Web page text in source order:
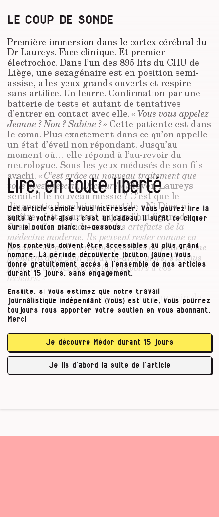
LE COUP DE SONDE
Première immersion dans le cortex cérébral du
Dr Laureys. Face clinique. Et premier
électrochoc. Dans l’un des 895 lits du CHU de
Liège, une sexagénaire est en position semi-
assise, a les yeux grands ouverts et respire
sans artifice. Un leurre. Confirmation par une
batterie de tests et autant de tentatives
d’entrer en contact avec elle. « Vous vous appelez
Jeanne ? Non ? Sabine ? » Cette patiente est dans
le coma. Plus exactement dans ce qu’on appelle
un état d’éveil non répondant. Jusqu’au
moment où… elle répond à l’au-revoir du
neurologue. Sous les yeux médusés de son fils
avachi. « C’est grâce au nouveau traitement que
vous avez prescrit, Docteur ! »Steven Laureys
serait-il le nouveau messie ? C’est que le
diagnostic de celui qui martèle « Ni Dieu ni
maître » fait pourtant aujourd’hui figure de
Graal. «Ces malades sont des artefacts de la
médecine moderne. Ils peuvent rester comme ça
pendant 30 ans.Certaines familles de patients me
prennent déjà pour un demi-dieu, alors, s’il vous
plaît, ne donnez pas de faux espoirs à vos
lecteurs. »
Le Coma Science Group qu’il pilote au sein de
la forteresse liégeoise et de l’ULg n’en est
pourtant pas à son premier miracle. Le plus
Houben. Diagnostiqué « légume » et alité durant
vingt-trois ans, ce quadra belge a fini par
atterrir au centre hospitalier où, en 2006,
l’équipe de Laureys s’est rendu …
Lire, en toute liberté
Cet article semble vous intéresser. Vous pouvez lire la
suite à votre aise : c’est un cadeau. Il suffit de cliquer
sur le bouton blanc, ci-dessous.
Nos contenus doivent être accessibles au plus grand
nombre. La période découverte (bouton jaune) vous
donne gratuitement accès à l’ensemble de nos articles
durant 15 jours, sans engagement.
Ensuite, si vous estimez que notre travail
journalistique indépendant (vous) est utile, vous pourrez
toujours nous apporter votre soutien en vous abonnant.
Merci
Je découvre Médor durant 15 jours
Je lis d’abord la suite de l’article